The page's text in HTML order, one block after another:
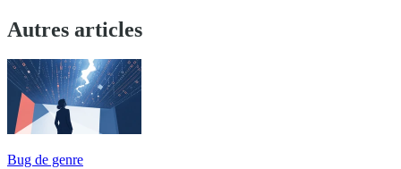
Autres articles
Bug de genre